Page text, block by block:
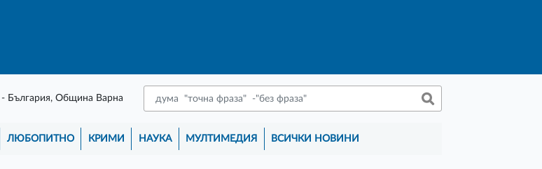
- България, Община Варна
ЛЮБОПИТНО КРИМИ НАУКА МУЛТИМЕДИЯ ВСИЧКИ НОВИНИ